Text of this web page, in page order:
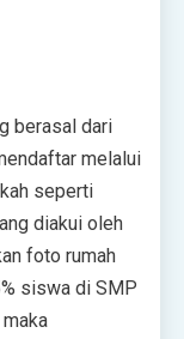
berasal dari
melalui
seperti
diakui oleh
foto rumah
siswa di SMP